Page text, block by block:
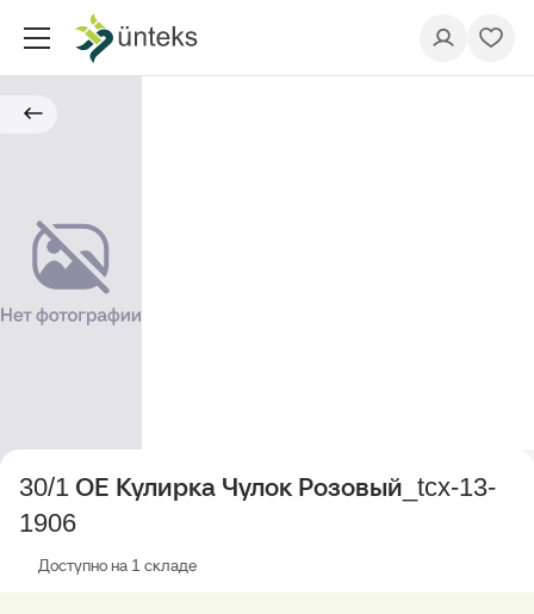
30/1 ОЕ Кулирка Чулок Розовый_tcx-13-
1906
Доступно на 1 складе